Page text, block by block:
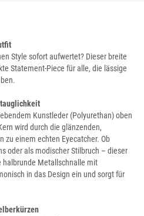
Style sofort aufwertet? Dieser breite
Statement-Piece für alle, die lässige
Kunstleder (Polyurethan) oben
wird durch die glänzenden,
zu einem echten Eyecatcher. Ob
oder als modischer Stilbruch – dieser
halbrunde Metallschnalle mit
in das Design ein und sorgt für